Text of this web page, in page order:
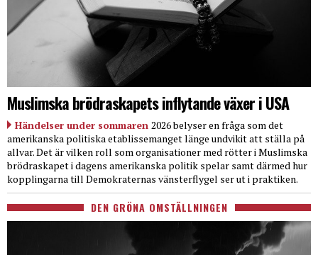
Muslimska brödraskapets inflytande växer i USA
Händelser under sommaren 2026 belyser en fråga som det
amerikanska politiska etablissemanget länge undvikit att ställa på
allvar. Det är vilken roll som organisationer med rötter i Muslimska
brödraskapet i dagens amerikanska politik spelar samt därmed hur
kopplingarna till Demokraternas vänsterflygel ser ut i praktiken.
DEN GRÖNA OMSTÄLLNINGEN